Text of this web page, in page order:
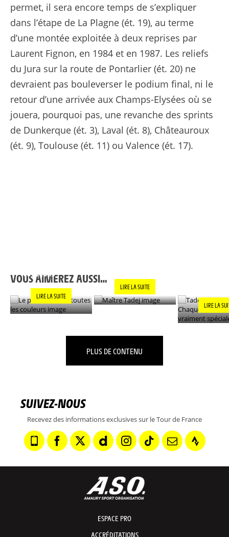
permet, il sera encore temps de s’expliquer
dans l’étape de La Plagne (ét. 19), au terme
d’une montée exploitée à deux reprises par
Laurent Fignon, en 1984 et en 1987. Les reliefs
du Jura sur la route de Pontarlier (ét. 20) ne
devraient pas bouleverser le podium final, ni le
retour d’une arrivée aux Champs-Elysées où se
jouera, pourquoi pas, une revanche des sprints
de Dunkerque (ét. 3), Laval (ét. 8), Châteauroux
(ét. 9), Toulouse (ét. 11) ou Valence (ét. 17).
VOUS AIMEREZ AUSSI…
COULEURS
LIRE LA SUITE
LIRE LA SUITE
LIRE LA
PLUS DE CONTENU
SUIVEZ-NOUS
Recevez des informations exclusives sur le Tour de France
ESPACE PRO
ACCRÉDITATIONS